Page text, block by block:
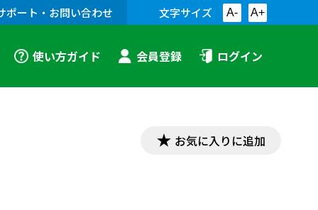
ポート・お問い合わせ 文字サイズ A- A+
使い方ガイド 会員登録 ログイン
お気に入りに追加